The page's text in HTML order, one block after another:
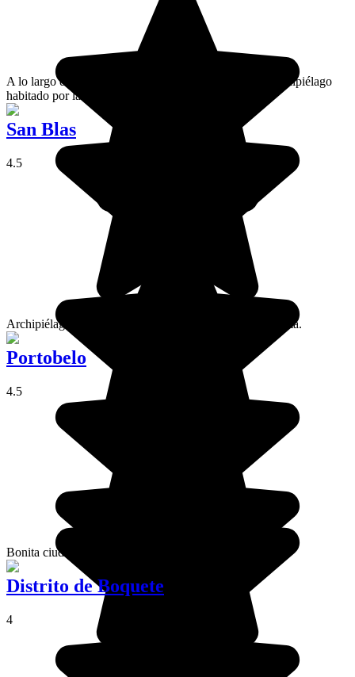
A lo largo de las costas panameñas, Guna Yala es un archipiélago
habitado por la comunidad Guna.
San Blas
4.5
Archipiélago paradisíaco de la costa del Caribe en Panamá.
Portobelo
4.5
Bonita ciudad de la costa del Caribe.
Distrito de Boquete
4